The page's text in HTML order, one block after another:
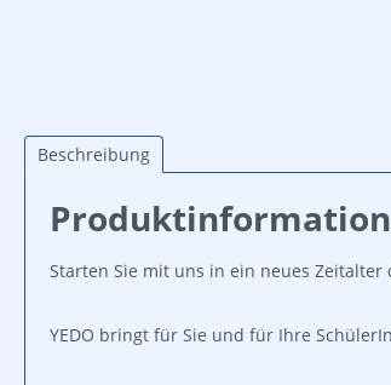
Beschreibung
Starten Sie mit uns in ein neues Zeitalter
YEDO bringt für Sie und für Ihre